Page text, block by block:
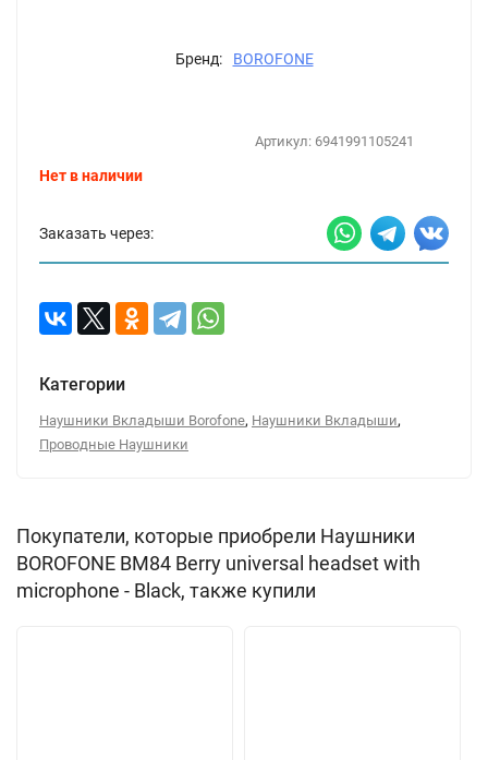
Бренд: BOROFONE
Артикул: 6941991105241
Нет в наличии
Заказать через:
Категории
Наушники Вкладыши Borofone, Наушники Вкладыши,
Проводные Наушники
Покупатели, которые приобрели Наушники
BOROFONE BM84 Berry universal headset with
microphone - Black, также купили